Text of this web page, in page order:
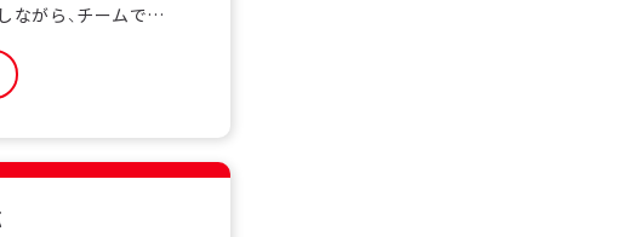
ながら、チームで協
スを基礎から学べ
す。シフト制勤務